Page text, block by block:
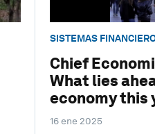
SISTEMAS
Chief
What lies
economy this
16 ene 2025